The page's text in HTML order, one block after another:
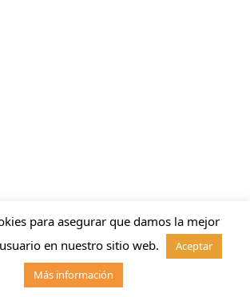
para asegurar que damos la mejor
en nuestro sitio web.
Aceptar
Más información